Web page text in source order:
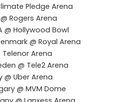
Pledge Arena
Rogers Arena
@ Hollywood Bowl
@ Royal Arena
Telenor Arena
@ Tele2 Arena
@ Uber Arena
@ MVM Dome